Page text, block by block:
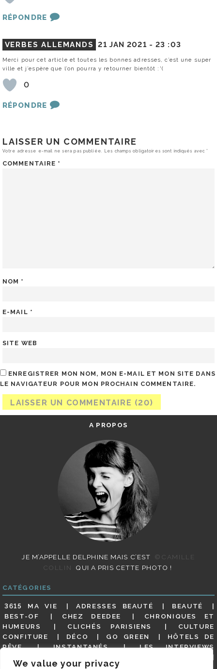
We value your privacy
RÉPONDRE
VERBES ALLEMANDS 21 JAN 2021 -23 :03
Merci pour cet article et toutes les bonnes adresses, c’est une super
ville et j’espère que l’on pourra y retourner bientôt :'(
0
RÉPONDRE
LAISSER UN COMMENTAIRE
Votre adresse e-mail ne sera pas publiée. Les champs obligatoires sont indiqués avec*
COMMENTAIRE *
NOM *
E-MAIL *
SITE WEB
ENREGISTRER MON NOM, MON E-MAIL ET MON SITE DANS
LE NAVIGATEUR POUR MON PROCHAIN COMMENTAIRE.
A PROPOS
JE M’APPELLE DELPHINE MAIS C’EST
©CAMILLE
COLLIN
QUI A PRIS CETTE PHOTO !
CATÉGORIES
3615 MA VIE ADRESSES BEAUTÉ
BEAUTÉ
BEST-OF
CHEZ DEEDEE
CHRONIQUES ET
HUMEURS
CLICHÉS PARISIENS
CULTURE
CONFITURE
DÉCO GO GREEN
HÔTELS DE
RÊVE
INSTANTANÉS
LES INTERVIEWS
MES ADRESSES
MODE